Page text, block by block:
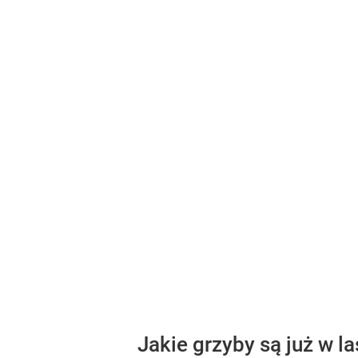
Jakie grzyby są już w